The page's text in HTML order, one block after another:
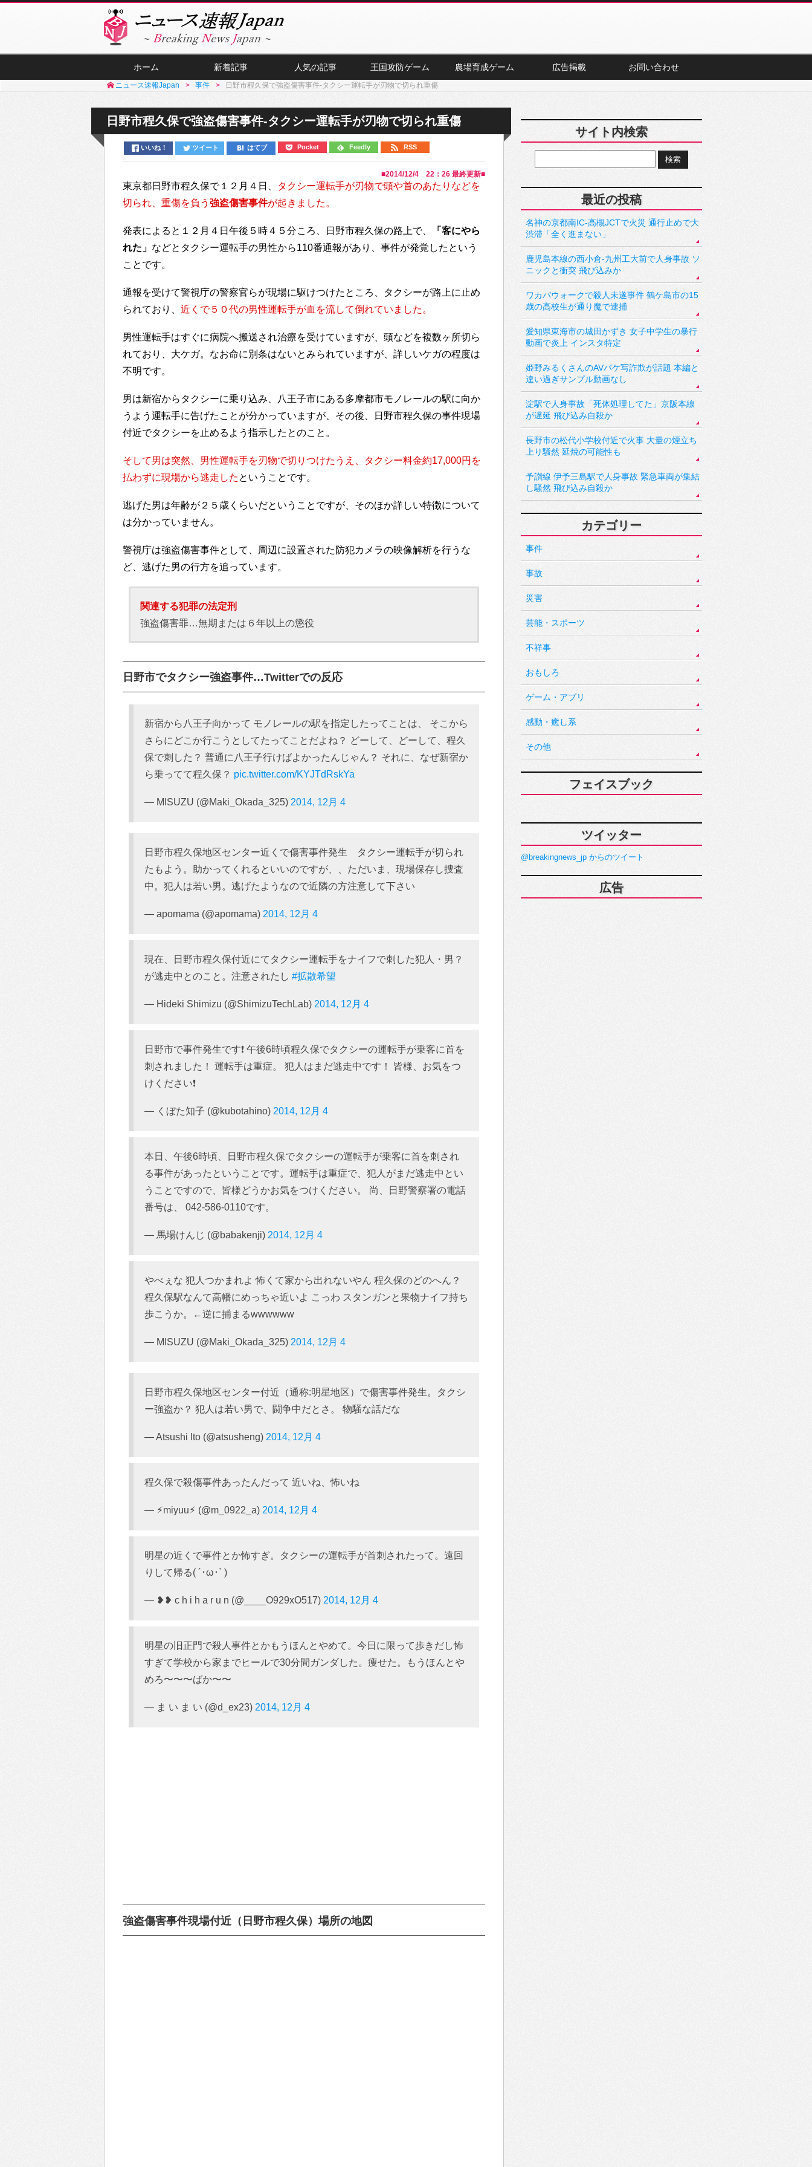
ホーム 新着記事 人気の記事 王国攻防ゲーム 農場育成ゲーム 広告掲載 お問い合わせ
ニュース速報Japan 事件 日野市程久保で強盗傷害事件-タクシー運転手が刃物で切られ重傷
日野市程久保で強盗傷害事件-タクシー運転手が刃物で切られ重傷
いいね！ ツイート はてブ Pocket Feedly RSS
■2014/12/4 22：26 最終更新■
東京都日野市程久保で１２月４日、
タクシー運転手が刃物で頭や首のあたりなどを
切られ、重傷を負う 強盗傷害事件が起きました。
発表によると１２月４日午後５時４５分ころ、日野市程久保の路上で、
「客にやら
れた」 などとタクシー運転手の男性から110番通報があり、事件が発覚したという
ことです。
通報を受けて警視庁の警察官らが現場に駆けつけたところ、タクシーが路上に止め
られており、 近くで５０代の男性運転手が血を流して倒れていました。
男性運転手はすぐに病院へ搬送され治療を受けていますが、頭などを複数ヶ所切ら
れており、大ケガ。なお命に別条はないとみられていますが、詳しいケガの程度は
不明です。
男は新宿からタクシーに乗り込み、八王子市にある多摩都市モノレールの駅に向か
うよう運転手に告げたことが分かっていますが、その後、日野市程久保の事件現場
付近でタクシーを止めるよう指示したとのこと。
そして男は突然、男性運転手を刃物で切りつけたうえ、タクシー料金約17,000円を
払わずに現場から逃走した ということです。
逃げた男は年齢が２５歳くらいだということですが、そのほか詳しい特徴について
は分かっていません。
警視庁は強盗傷害事件として、周辺に設置された防犯カメラの映像解析を行うな
ど、逃げた男の行方を追っています。
関連する犯罪の法定刑
強盗傷害罪…無期または６年以上の懲役
日野市でタクシー強盗事件…Twitterでの反応
新宿から八王子向かって モノレールの駅を指定したってことは、 そこから
さらにどこか行こうとしてたってことだよね？ どーして、どーして、程久
保で刺した？ 普通に八王子行けばよかったんじゃん？ それに、なぜ新宿か
ら乗ってて程久保？ pic.twitter.com/KYJTdRskYa
— MISUZU (@Maki_Okada_325) 2014, 12月 4
日野市程久保地区センター近くで傷害事件発生 タクシー運転手が切られ
たもよう。助かってくれるといいのですが、、ただいま、現場保存し捜査
中。犯人は若い男。逃げたようなので近隣の方注意して下さい
— apomama (@apomama) 2014, 12月 4
現在、日野市程久保付近にてタクシー運転手をナイフで刺した犯人・男？
が逃走中とのこと。注意されたし #拡散希望
— Hideki Shimizu (@ShimizuTechLab) 2014, 12月 4
日野市で事件発生です❗ 午後6時頃程久保でタクシーの運転手が乗客に首を
刺されました！ 運転手は重症。 犯人はまだ逃走中です！ 皆様、お気をつ
けください❗
— くぼた知子 (@kubotahino) 2014, 12月 4
本日、午後6時頃、日野市程久保でタクシーの運転手が乗客に首を刺され
る事件があったということです。運転手は重症で、犯人がまだ逃走中とい
うことですので、皆様どうかお気をつけください。 尚、日野警察署の電話
番号は、 042-586-0110です。
— 馬場けんじ (@babakenji) 2014, 12月 4
やべぇな 犯人つかまれよ 怖くて家から出れないやん 程久保のどのへん？
程久保駅なんて高幡にめっちゃ近いよ こっわ スタンガンと果物ナイフ持ち
歩こうか。←逆に捕まるwwwwww
— MISUZU (@Maki_Okada_325) 2014, 12月 4
日野市程久保地区センター付近（通称:明星地区）で傷害事件発生。タクシ
ー強盗か？ 犯人は若い男で、闘争中だとさ。 物騒な話だな
— Atsushi Ito (@atsusheng) 2014, 12月 4
程久保で殺傷事件あったんだって 近いね、怖いね
— ︎⚡︎︎miyuu⚡︎ (@m_0922_a) 2014, 12月 4
明星の近くで事件とか怖すぎ。タクシーの運転手が首刺されたって。遠回
りして帰る( ´･ω･` )
— ❥❥ c h i h a r u n (@____O929xO517) 2014, 12月 4
明星の旧正門で殺人事件とかもうほんとやめて。今日に限って歩きだし怖
すぎて学校から家までヒールで30分間ガンダした。痩せた。もうほんとや
めろ〜〜〜ばか〜〜
— ま い ま い (@d_ex23) 2014, 12月 4
強盗傷害事件現場付近（日野市程久保）場所の地図
サイト内検索
最近の投稿
名神の京都南IC-高槻JCTで火災 通行止めで大
渋滞「全く進まない」
鹿児島本線の西小倉-九州工大前で人身事故 ソ
ニックと衝突 飛び込みか
ワカバウォークで殺人未遂事件 鶴ケ島市の15
歳の高校生が通り魔で逮捕
愛知県東海市の城田かずき 女子中学生の暴行
動画で炎上 インスタ特定
姫野みるくさんのAVパケ写詐欺が話題 本編と
違い過ぎサンプル動画なし
淀駅で人身事故「死体処理してた」京阪本線
が遅延 飛び込み自殺か
長野市の松代小学校付近で火事 大量の煙立ち
上り騒然 延焼の可能性も
予讃線 伊予三島駅で人身事故 緊急車両が集結
し騒然 飛び込み自殺か
カテゴリー
事件
事故
災害
芸能・スポーツ
不祥事
おもしろ
ゲーム・アプリ
感動・癒し系
その他
フェイスブック
ツイッター
@breakingnews_jp からのツイート
広告